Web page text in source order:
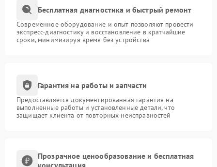
Бесплатная диагностика и быстрый ремонт
Современное оборудование и опыт позволяют провести
экспресс-диагностику и восстановление в кратчайшие
сроки, минимизируя время без устройства
Гарантия на работы и запчасти
Предоставляется документированная гарантия на
выполненные работы и установленные детали, что
защищает клиента от повторных неисправностей
Прозрачное ценообразование и бесплатная